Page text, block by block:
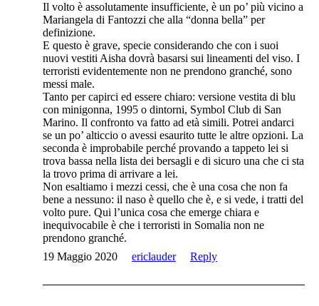
Il volto è assolutamente insufficiente, è un po’ più vicino a
Mariangela di Fantozzi che alla “donna bella” per
definizione.
E questo è grave, specie considerando che con i suoi
nuovi vestiti Aisha dovrà basarsi sui lineamenti del viso. I
terroristi evidentemente non ne prendono granché, sono
messi male.
Tanto per capirci ed essere chiaro: versione vestita di blu
con minigonna, 1995 o dintorni, Symbol Club di San
Marino. Il confronto va fatto ad età simili. Potrei andarci
se un po’ alticcio o avessi esaurito tutte le altre opzioni. La
seconda è improbabile perché provando a tappeto lei si
trova bassa nella lista dei bersagli e di sicuro una che ci sta
la trovo prima di arrivare a lei.
Non esaltiamo i mezzi cessi, che è una cosa che non fa
bene a nessuno: il naso è quello che è, e si vede, i tratti del
volto pure. Qui l’unica cosa che emerge chiara e
inequivocabile è che i terroristi in Somalia non ne
prendono granché.
19 Maggio 2020
ericlauder Reply